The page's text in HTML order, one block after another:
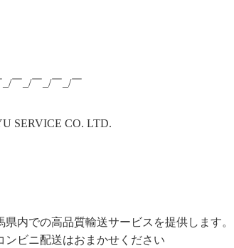
_/￣_/￣_/￣_/￣
SERVICE CO. LTD.
内での高品質輸送サービスを提供します。
ビニ配送はおまかせください